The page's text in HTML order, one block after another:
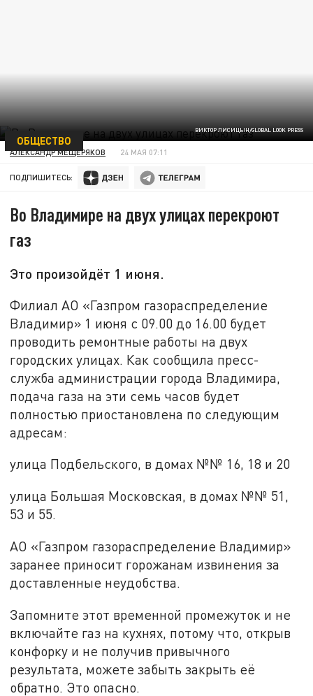
ВИКТОР ЛИСИЦЫН/GLOBAL LOOK PRESS
ОБЩЕСТВО
АЛЕКСАНДР МЕЩЕРЯКОВ 24 МАЯ 07:11
ПОДПИШИТЕСЬ:
Во Владимире на двух улицах перекроют
газ
Это произойдёт 1 июня.
Филиал АО «Газпром газораспределение
Владимир» 1 июня с 09.00 до 16.00 будет
проводить ремонтные работы на двух
городских улицах. Как сообщила пресс-
служба администрации города Владимира,
подача газа на эти семь часов будет
полностью приостановлена по следующим
адресам:
улица Подбельского, в домах №№ 16, 18 и 20
улица Большая Московская, в домах №№ 51,
53 и 55.
АО «Газпром газораспределение Владимир»
заранее приносит горожанам извинения за
доставленные неудобства.
Запомните этот временной промежуток и не
включайте газ на кухнях, потому что, открыв
конфорку и не получив привычного
результата, можете забыть закрыть её
обратно. Это опасно.